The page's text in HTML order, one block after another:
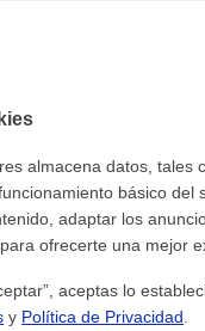
nuestro aviso legal y de
almacena datos, tales
básico del
adaptar los
ofrecerte una mejor
aceptas lo
y Política de Privacidad